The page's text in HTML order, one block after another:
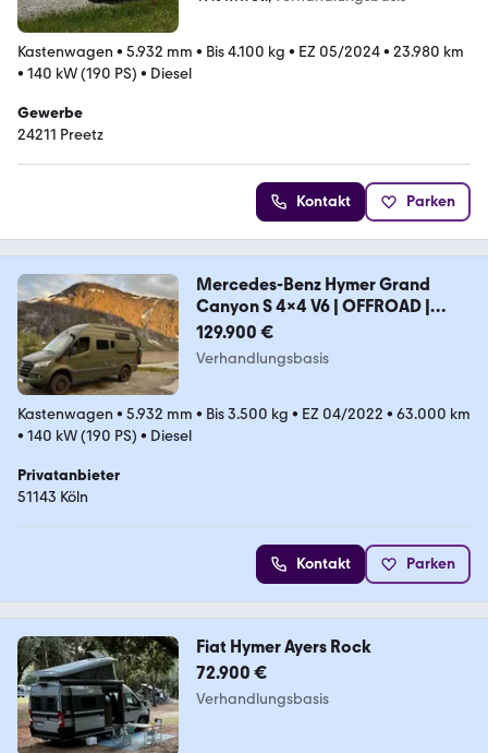
Kastenwagen • 5.932 mm • Bis 4.100 kg • EZ 05/2024• 23.980 km
• 140 kW (190 PS) • Diesel
Gewerbe
24211 Preetz
Kontakt Parken
Mercedes-Benz Hymer Grand
Canyon S 4x4 V6 | OFFROAD |
AUTARK
129.900 €
Verhandlungsbasis
Kastenwagen • 5.932 mm • Bis 3.500 kg • EZ 04/2022 • 63.000 km
• 140 kW (190 PS) • Diesel
Privatanbieter
51143 Köln
Kontakt Parken
Fiat Hymer Ayers Rock
72.900 €
Verhandlungsbasis